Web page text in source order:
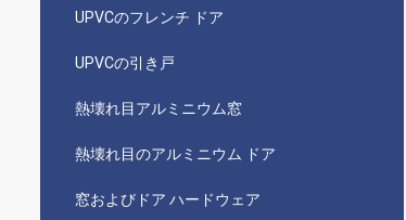
UPVCのフレンチ ドア
UPVCの引き戸
熱壊れ目アルミニウム窓
熱壊れ目のアルミニウム ドア
窓およびドア ハードウェア